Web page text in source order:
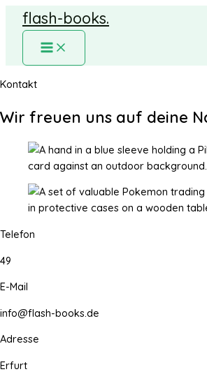
Zum
Inhalt
springen
flash-books.
MAIN
MENU
Kontakt
Wir freuen uns auf deine
Telefon
49
E-Mail
info@flash-books.de
Adresse
Erfurt